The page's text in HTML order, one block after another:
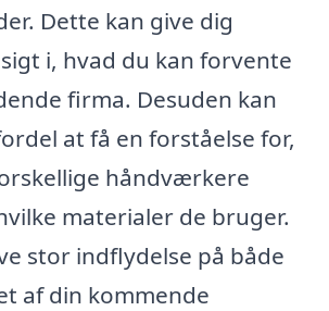
Dette kan give dig
i, hvad du kan forvente
firma. Desuden kan
at få en forståelse for,
håndværkere
materialer de bruger.
stor indflydelse på både
af din kommende